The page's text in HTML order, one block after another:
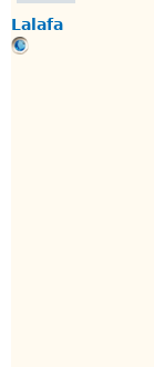
Lalafa